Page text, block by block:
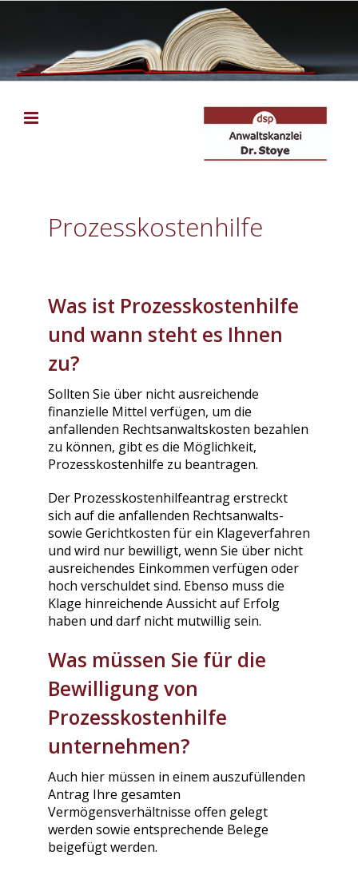
Prozesskostenhilfe
Was ist Prozesskostenhilfe
und wann steht es Ihnen
zu?
Sollten Sie über nicht ausreichende
finanzielle Mittel verfügen, um die
anfallenden Rechtsanwaltskosten bezahlen
zu können, gibt es die Möglichkeit,
Prozesskostenhilfe zu beantragen.
Der Prozesskostenhilfeantrag erstreckt
sich auf die anfallenden Rechtsanwalts-
sowie Gerichtkosten für ein Klageverfahren
und wird nur bewilligt, wenn Sie über nicht
ausreichendes Einkommen verfügen oder
hoch verschuldet sind. Ebenso muss die
Klage hinreichende Aussicht auf Erfolg
haben und darf nicht mutwillig sein.
Was müssen Sie für die
Bewilligung von
Prozesskostenhilfe
unternehmen?
Auch hier müssen in einem auszufüllenden
Antrag Ihre gesamten
Vermögensverhältnisse offen gelegt
werden sowie entsprechende Belege
beigefügt werden.